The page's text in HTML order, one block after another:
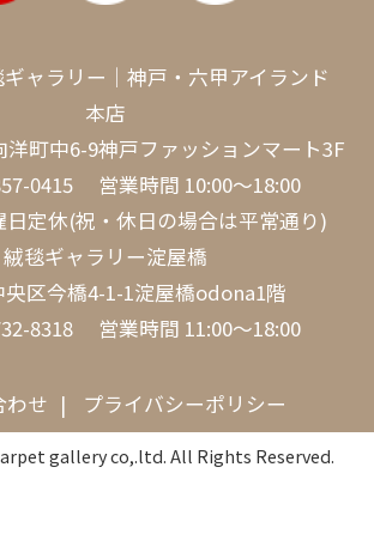
ャラリー｜神戸・六甲アイランド
本店
町中6-9神戸ファッションマート3F
0415 営業時間 10:00～18:00
日定休(祝・休日の場合は平常通り)
絨毯ギャラリー淀屋橋
央区今橋4-1-1淀屋橋odona1階
8318 営業時間 11:00～18:00
わせ プライバシーポリシー
gallery co,.ltd. All Rights Reserved.